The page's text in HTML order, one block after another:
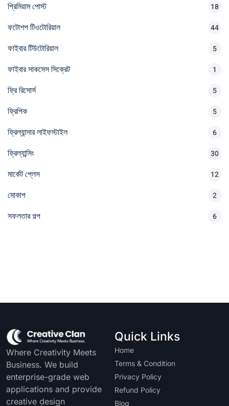
প্রিমিয়াম পোস্ট 18
ফটোশপ টিওটোরিয়াল 44
ফাইবার টিউটোরিয়াল 5
ফাইবার সাকসেস সিক্রেট 1
ফ্রি রিসোর্স 5
ফ্রিপিক 5
ফ্রিল্যান্সার লাইফস্টাইল 6
ফ্রিল্যান্সিং 30
মার্কেট প্লেস 12
মোকাপ 2
সফলতার গল্প 6
Where Creativity Meets
Business. We build
enterprise-grade web
applications and provide
creative design
Quick Links
Home
Terms & Condition
Privacy Policy
Refund Policy
Blog